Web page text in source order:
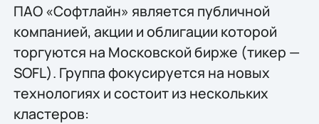
ПАО «Софтлайн» является публичной
компанией, акции и облигации которой
торгуются на Московской бирже (тикер —
SOFL). Группа фокусируется на новых
технологиях и состоит из нескольких
кластеров: